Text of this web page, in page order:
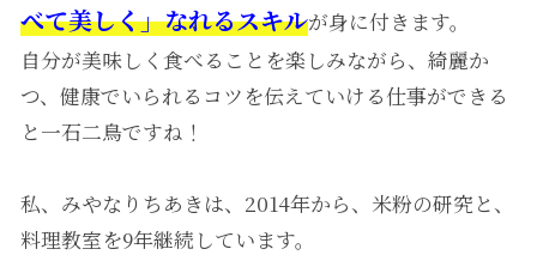
べて美しく」なれるスキルが身に付きます。
自分が美味しく食べることを楽しみながら、綺麗か
つ、健康でいられるコツを伝えていける仕事ができる
と一石二鳥ですね！
私、みやなりちあきは、2014年から、米粉の研究と、
料理教室を9年継続しています。